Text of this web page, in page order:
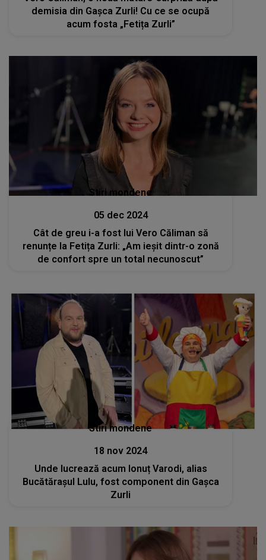
demisia din Gașca Zurli! Cu ce se ocupă
acum fosta „Fetița Zurli”
Stiri mondene
05 dec 2024
Cât de greu i-a fost lui Vero Căliman să
renunțe la Fetița Zurli: „Am ieșit dintr-o zonă
de confort spre un total necunoscut”
Stiri mondene
18 nov 2024
Unde lucrează acum Ionuț Varodi, alias
Bucătărașul Lulu, fost component din Gașca
Zurli